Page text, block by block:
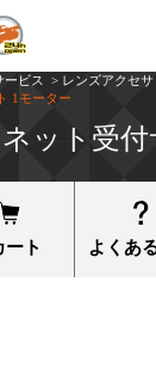
ービス > レンズアクセサ
1モーター
ット受付
ート よくあ